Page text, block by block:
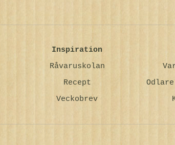
Inspiration
Råvaruskolan
Recept
Veckobrev